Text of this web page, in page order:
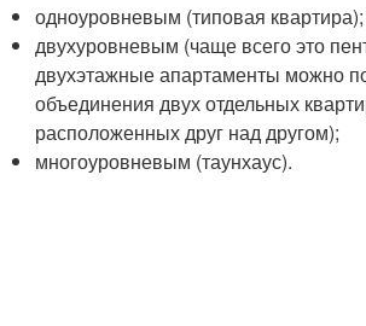
одноуровневым (типовая квартира);
двухуровневым (чаще всего это
двухэтажные апартаменты можно
объединения двух отдельных
расположенных друг над другом);
многоуровневым (таунхаус).